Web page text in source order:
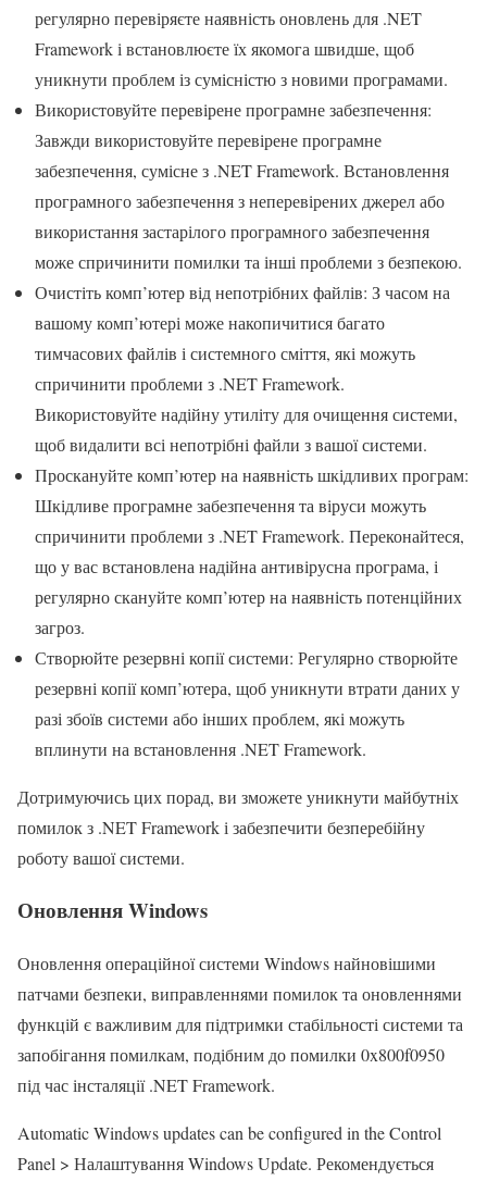
регулярно перевіряєте наявність оновлень для .NET
Framework і встановлюєте їх якомога швидше, щоб
уникнути проблем із сумісністю з новими програмами.
Використовуйте перевірене програмне забезпечення:
Завжди використовуйте перевірене програмне
забезпечення, сумісне з .NET Framework. Встановлення
програмного забезпечення з неперевірених джерел або
використання застарілого програмного забезпечення
може спричинити помилки та інші проблеми з безпекою.
Очистіть комп’ютер від непотрібних файлів: З часом на
вашому комп’ютері може накопичитися багато
тимчасових файлів і системного сміття, які можуть
спричинити проблеми з .NET Framework.
Використовуйте надійну утиліту для очищення системи,
щоб видалити всі непотрібні файли з вашої системи.
Проскануйте комп’ютер на наявність шкідливих програм:
Шкідливе програмне забезпечення та віруси можуть
спричинити проблеми з .NET Framework. Переконайтеся,
що у вас встановлена надійна антивірусна програма, і
регулярно скануйте комп’ютер на наявність потенційних
загроз.
Створюйте резервні копії системи: Регулярно створюйте
резервні копії комп’ютера, щоб уникнути втрати даних у
разі збоїв системи або інших проблем, які можуть
вплинути на встановлення .NET Framework.
Дотримуючись цих порад, ви зможете уникнути майбутніх
помилок з .NET Framework і забезпечити безперебійну
роботу вашої системи.
Оновлення Windows
Оновлення операційної системи Windows найновішими
патчами безпеки, виправленнями помилок та оновленнями
функцій є важливим для підтримки стабільності системи та
запобігання помилкам, подібним до помилки 0x800f0950
під час інсталяції .NET Framework.
Automatic Windows updates can be configured in the Control
Panel > Налаштування Windows Update. Рекомендується